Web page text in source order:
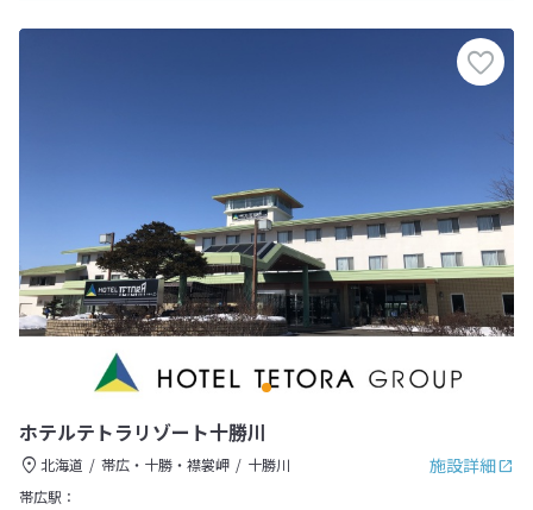
ホテルテトラリゾート十勝川
施設詳細
北海道 帯広・十勝・襟裳岬
十勝川
帯広駅：